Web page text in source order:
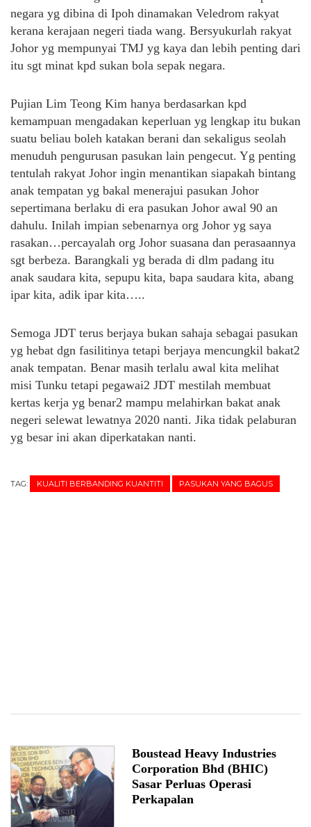
negara yg dibina di Ipoh dinamakan Veledrom rakyat
kerana kerajaan negeri tiada wang. Bersyukurlah rakyat
Johor yg mempunyai TMJ yg kaya dan lebih penting dari
itu sgt minat kpd sukan bola sepak negara.
Pujian Lim Teong Kim hanya berdasarkan kpd
kemampuan mengadakan keperluan yg lengkap itu bukan
suatu beliau boleh katakan berani dan sekaligus seolah
menuduh pengurusan pasukan lain pengecut. Yg penting
tentulah rakyat Johor ingin menantikan siapakah bintang
anak tempatan yg bakal menerajui pasukan Johor
sepertimana berlaku di era pasukan Johor awal 90 an
dahulu. Inilah impian sebenarnya org Johor yg saya
rasakan…percayalah org Johor suasana dan perasaannya
sgt berbeza. Barangkali yg berada di dlm padang itu
anak saudara kita, sepupu kita, bapa saudara kita, abang
ipar kita, adik ipar kita…..
Semoga JDT terus berjaya bukan sahaja sebagai pasukan
yg hebat dgn fasilitinya tetapi berjaya mencungkil bakat2
anak tempatan. Benar masih terlalu awal kita melihat
misi Tunku tetapi pegawai2 JDT mestilah membuat
kertas kerja yg benar2 mampu melahirkan bakat anak
negeri selewat lewatnya 2020 nanti. Jika tidak pelaburan
yg besar ini akan diperkatakan nanti.
TAG: KUALITI BERBANDING KUANTITI PASUKAN YANG BAGUS
Boustead Heavy Industries
Corporation Bhd (BHIC)
Sasar Perluas Operasi
Perkapalan